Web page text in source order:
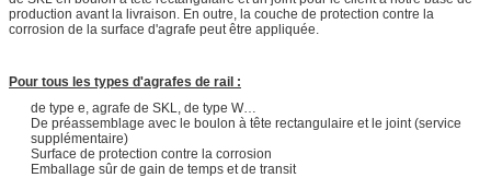
production avant la livraison. En outre, la couche de protection contre la
corrosion de la surface d'agrafe peut être appliquée.
Pour tous les types d'agrafes de rail :
de type e, agrafe de SKL, de type W…
De préassemblage avec le boulon à tête rectangulaire et le joint (service
supplémentaire)
Surface de protection contre la corrosion
Emballage sûr de gain de temps et de transit